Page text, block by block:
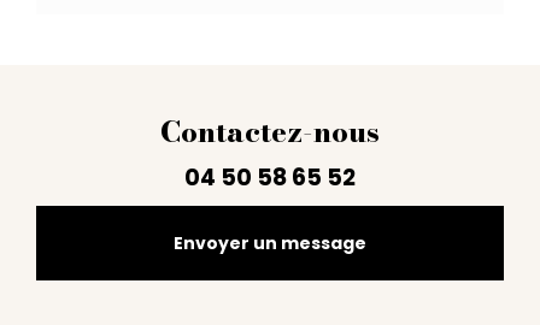
Contactez-nous
04 50 58 65 52
Envoyer un message